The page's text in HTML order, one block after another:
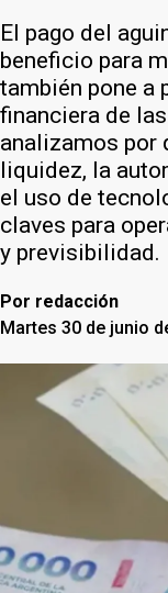
El pago del
beneficio para
también pone a
financiera de
analizamos por
liquidez, la
el uso de
claves para
y previsibilidad.
Por redacción
Martes 30 de junio